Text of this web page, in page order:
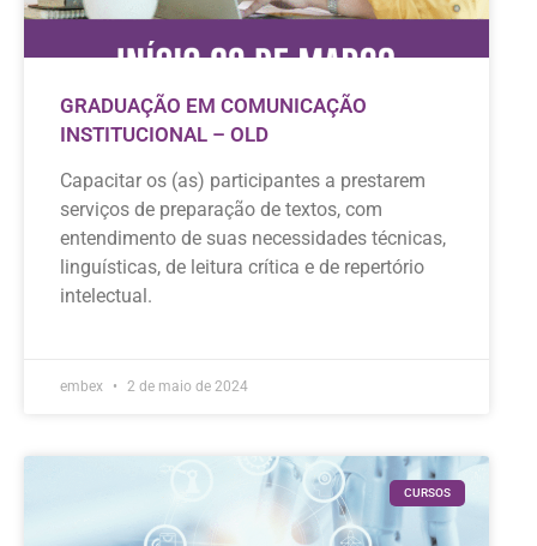
GRADUAÇÃO EM COMUNICAÇÃO
INSTITUCIONAL – OLD
Capacitar os (as) participantes a prestarem
serviços de preparação de textos, com
entendimento de suas necessidades técnicas,
linguísticas, de leitura crítica e de repertório
intelectual.
embex 2 de maio de 2024
CURSOS